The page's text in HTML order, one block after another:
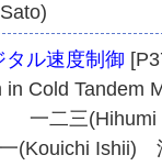
ル速度制御
Cold Tandem
二三
(Kouichi Ishii)